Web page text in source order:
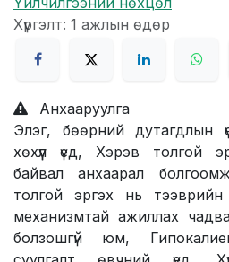
Хүргэлт: 1 ажлын өдөр
Анхааруулга
Элэг, бөөрний дутагдлын
хөхүүл үед, Хэрэв толгой
байвал анхаарал
толгой эргэх нь
механизмтай ажиллах
болзошгүй юм,